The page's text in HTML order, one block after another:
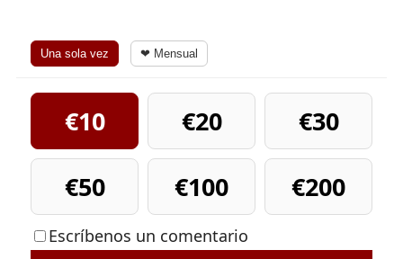
Una sola vez ❤ Mensual
€10 €20
€30
€50
€100 €200
Escríbenos un comentario